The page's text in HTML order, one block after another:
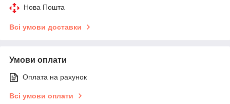
Нова Пошта
Всі умови доставки
Умови оплати
Оплата на рахунок
Всі умови оплати